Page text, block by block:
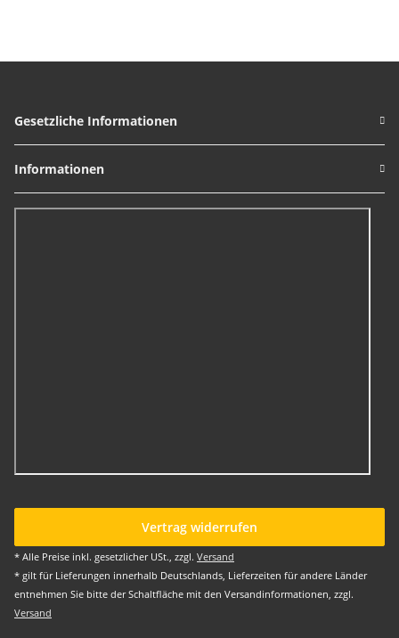
Gesetzliche Informationen
Informationen
Vertrag widerrufen
* Alle Preise inkl. gesetzlicher USt., zzgl. Versand
* gilt für Lieferungen innerhalb Deutschlands, Lieferzeiten für andere Länder
entnehmen Sie bitte der Schaltfläche mit den Versandinformationen, zzgl.
Versand